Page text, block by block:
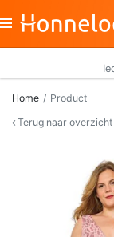
Home
Product
Terug naar overzicht